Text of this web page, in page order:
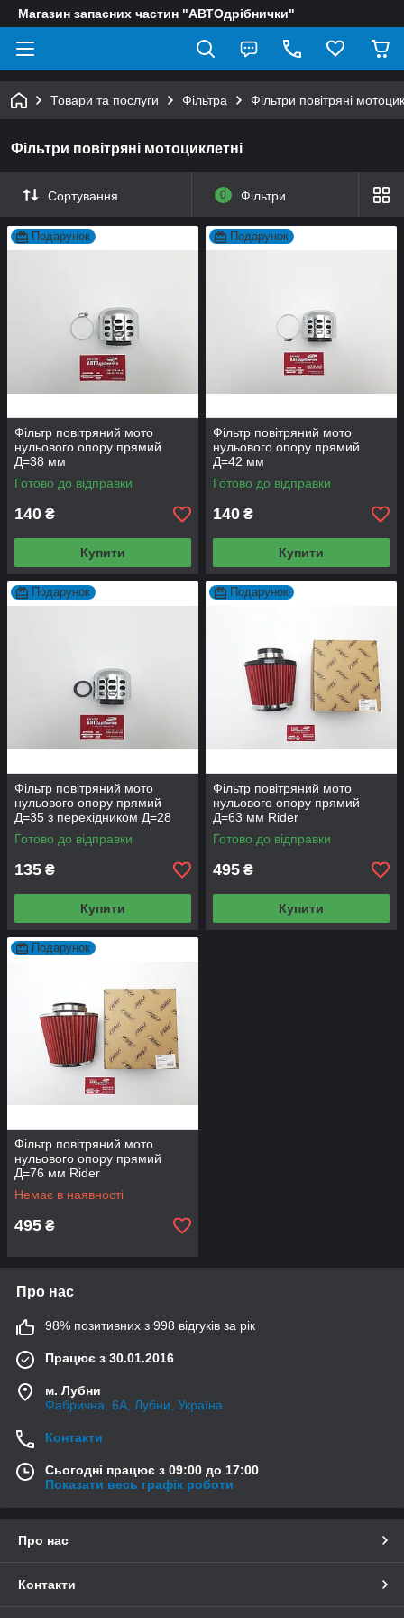
Магазин запасних частин "АВТОдрібнички"
Товари та послуги Фільтра Фільтри повітряні
Фільтри повітряні мотоциклетні
Сортування 0 Фільтри
Подарунок
Фільтр повітряний мото
нульового опору прямий
Д=38 мм
Готово до відправки
140 ₴
Купити
Подарунок
Фільтр повітряний мото
нульового опору прямий
Д=42 мм
Готово до відправки
140 ₴
Купити
Подарунок
Фільтр повітряний мото
нульового опору прямий
Д=35 з перехідником Д=28
мм
Готово до відправки
135 ₴
Купити
Подарунок
Фільтр повітряний мото
нульового опору прямий
Д=63 мм Rider
Готово до відправки
495 ₴
Купити
Подарунок
Фільтр повітряний мото
нульового опору прямий
Д=76 мм Rider
Немає в наявності
495 ₴
Про нас
98% позитивних з 998 відгуків за рік
Працює з 30.01.2016
м. Лубни
Фабрична, 6А, Лубни, Україна
Контакти
Сьогодні працює з 09:00 до 17:00
Показати весь графік роботи
Про нас
Контакти